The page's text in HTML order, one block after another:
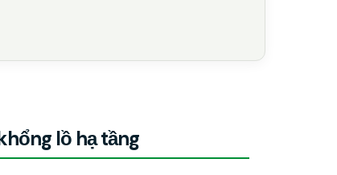
lồ hạ tầng